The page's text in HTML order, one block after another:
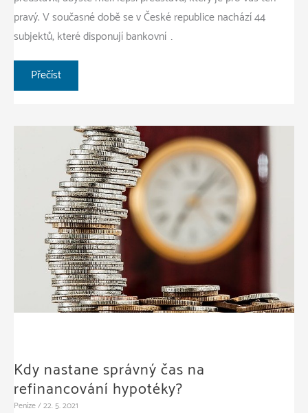
pravý. V současné době se v České republice nachází 44
subjektů, které disponují bankovní …
Rozdíly
mezi
americkou
hypotékou
Přečíst
Kdy nastane správný čas na
refinancování hypotéky?
Peníze/22. 5. 2021